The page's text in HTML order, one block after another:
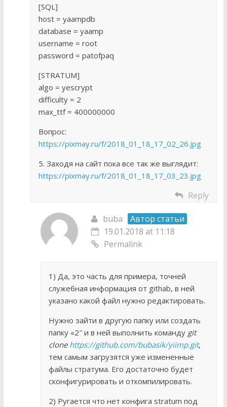
[SQL]
host = yaampdb
database = yaamp
username = root
password = patofpaq
[STRATUM]
algo = yescrypt
difficulty = 2
max_ttf = 400000000
Вопрос:
https://pixmay.ru/f/2018_01_18_17_02_26.jpg
5. Заходя на сайт пока все так же выглядит:
https://pixmay.ru/f/2018_01_18_17_03_23.jpg
Reply
buba
Автор статьи
19.01.2018 at 11:18
Permalink
1) Да, это часть для примера, точней
служебная информация от githab, в ней
указано какой файл нужно редактировать.
Нужно зайти в другую папку или создать
папку «2″ и в ней выполнить команду git
clone https://github.com/bubasik/yiimp.git,
тем самым загрузятся уже измененные
файлы стратума. Его достаточно будет
сконфигурировать и откомпилировать.
2) Ругается что нет конфига stratum под